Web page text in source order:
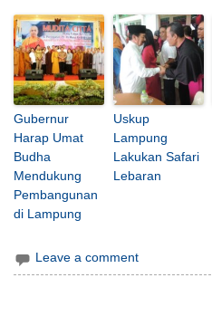
Gubernur
Harap Umat
Budha
Mendukung
Pembangunan
di Lampung
Uskup
Lampung
Lakukan Safari
Lebaran
Leave a comment